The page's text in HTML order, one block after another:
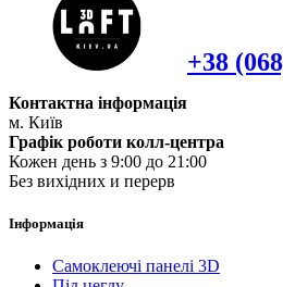
+38
Контактна інформація
м. Київ
Графік роботи колл-центра
Кожен день з 9:00 до 21:00
Без вихідних и перерв
Інформація
Самоклеючі панелі 3D